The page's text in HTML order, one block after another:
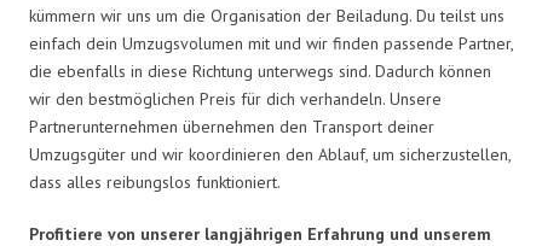
kümmern wir uns um die Organisation der Beiladung. Du teilst uns
einfach dein Umzugsvolumen mit und wir finden passende Partner,
die ebenfalls in diese Richtung unterwegs sind. Dadurch können
wir den bestmöglichen Preis für dich verhandeln. Unsere
Partnerunternehmen übernehmen den Transport deiner
Umzugsgüter und wir koordinieren den Ablauf, um sicherzustellen,
dass alles reibungslos funktioniert.
Profitiere von unserer langjährigen Erfahrung und unserem